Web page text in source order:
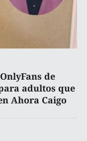
de
adultos que
Ahora Caigo